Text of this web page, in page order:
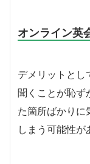
オンライン英
デメリットとし
聞くことが恥ず
た箇所ばかりに
しまう可能性が